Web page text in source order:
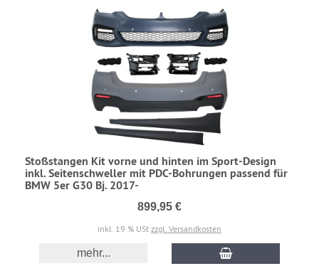
Stoßstangen Kit vorne und hinten im Sport-Design
inkl. Seitenschweller mit PDC-Bohrungen passend für
BMW 5er G30 Bj. 2017-
899,95 €
inkl. 19 % USt zzgl. Versandkosten
mehr...